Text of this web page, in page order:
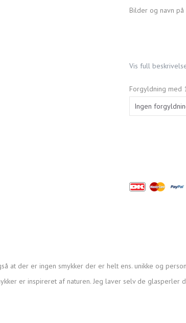
Bilder og navn
Vis full
Forgyldning med
at der er ingen smykker der er helt ens. unikke og
er inspireret af naturen. Jeg laver selv de glasperler